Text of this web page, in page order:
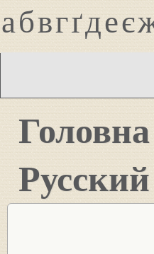
абвгґдеє
Головна
Русский